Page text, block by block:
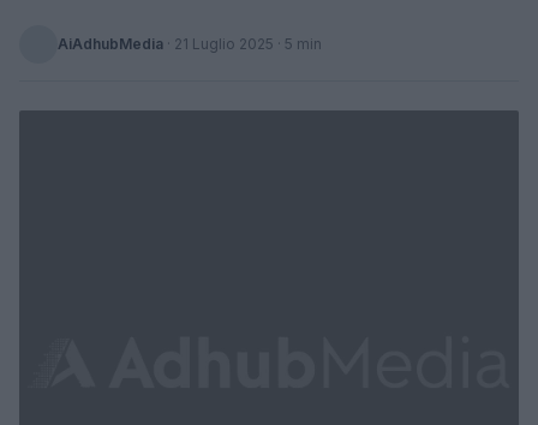
AiAdhubMedia · 21 Luglio 2025 · 5 min